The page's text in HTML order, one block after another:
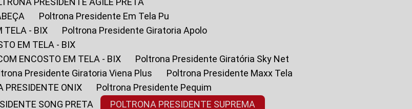
Poltrona Presidente Em Tela Pu
TELA - BIX
Poltrona Presidente Giratoria Apolo
EM TELA - BIX
ENCOSTO EM TELA - BIX
Poltrona Presidente Giratória Sky Net
Presidente Giratoria Viena Plus
Poltrona Presidente Maxx Tela
PRESIDENTE ONIX
Poltrona Presidente Pequim
SONG PRETA POLTRONA PRESIDENTE SUPREMA